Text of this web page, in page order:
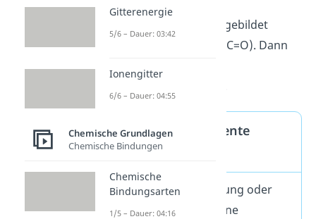
mehrere bindende
Elektronenpaare ausgebildet
O=C=O). Dann
Definition kovalente
Bindung
Die kovalente Bindung oder
Atombindung ist eine
Gitterenergie
5/6 – Dauer: 03:42
Ionengitter
6/6 – Dauer: 04:55
Chemische Grundlagen
Chemische Bindungen
Chemische
Bindungsarten
1/5 – Dauer: 04:16